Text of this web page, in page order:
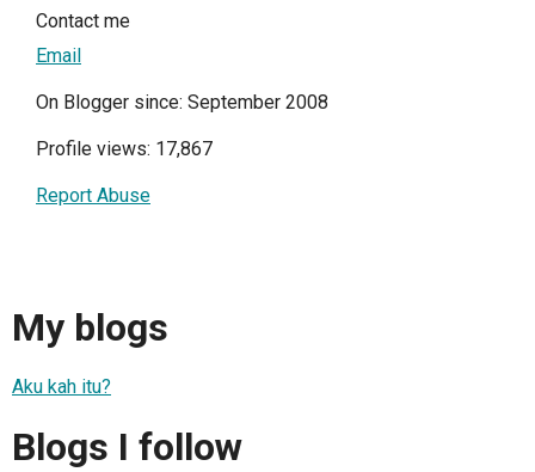
Contact me
Email
On Blogger since: September 2008
Profile views: 17,867
Report Abuse
My blogs
Aku kah itu?
Blogs I follow